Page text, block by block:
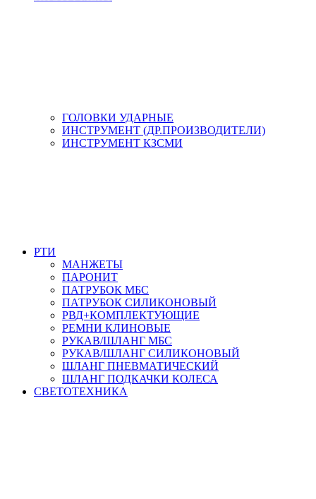
ГОЛОВКИ УДАРНЫЕ
ИНСТРУМЕНТ (ДР.ПРОИЗВОДИТЕЛИ)
ИНСТРУМЕНТ КЗСМИ
РТИ
МАНЖЕТЫ
ПАРОНИТ
ПАТРУБОК МБС
ПАТРУБОК СИЛИКОНОВЫЙ
РВД+КОМПЛЕКТУЮЩИЕ
РЕМНИ КЛИНОВЫЕ
РУКАВ/ШЛАНГ МБС
РУКАВ/ШЛАНГ СИЛИКОНОВЫЙ
ШЛАНГ ПНЕВМАТИЧЕСКИЙ
ШЛАНГ ПОДКАЧКИ КОЛЕСА
СВЕТОТЕХНИКА